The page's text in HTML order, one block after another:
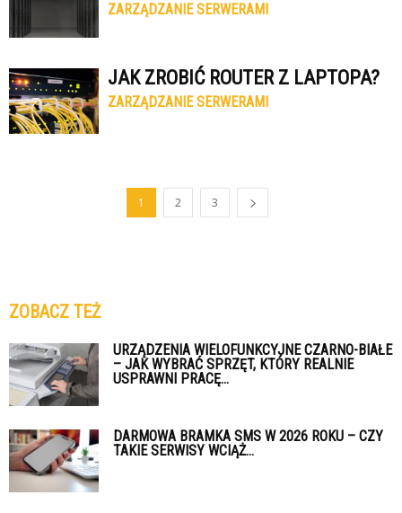
ZARZĄDZANIE SERWERAMI
JAK ZROBIĆ ROUTER Z LAPTOPA?
ZARZĄDZANIE SERWERAMI
1 2 3
ZOBACZ TEŻ
URZĄDZENIA WIELOFUNKCYJNE CZARNO-BIAŁE
– JAK WYBRAĆ SPRZĘT, KTÓRY REALNIE
USPRAWNI PRACĘ...
DARMOWA BRAMKA SMS W 2026 ROKU – CZY
TAKIE SERWISY WCIĄŻ...